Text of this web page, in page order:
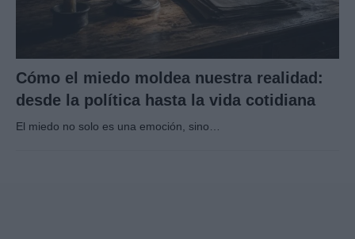
Cómo el miedo moldea nuestra realidad:
desde la política hasta la vida cotidiana
El miedo no solo es una emoción, sino…